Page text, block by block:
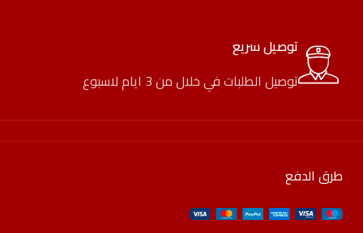
توصيل سريع
توصيل الطلبات في خلال من 3 ايام لاسبوع
طرق الدفع